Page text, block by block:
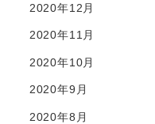
2020年12月
2020年11月
2020年10月
2020年9月
2020年8月